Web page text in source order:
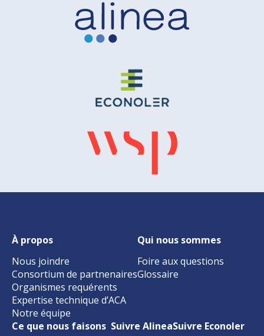
À propos
Nous joindre
Consortium de partnenaires
Organismes requérents
Expertise technique d’ACA
Notre équipe
Qui nous sommes
Foire aux questions
Glossaire
Ce que nous faisons Suivre AlineaSuivre Econoler